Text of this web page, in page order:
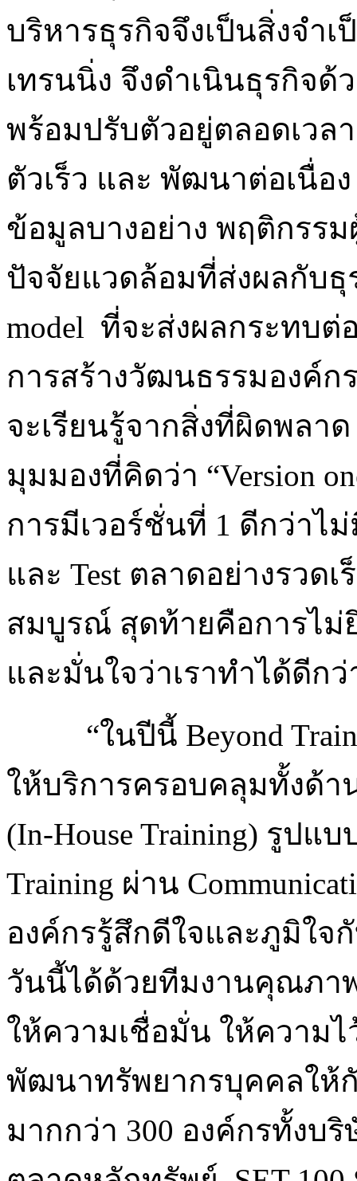
บริหารธุรกิจจึงเป็นสิ่งจำ
เทรนนิ่ง จึงดำเนินธุรกิจ
พร้อมปรับตัวอยู่ตลอดเวล
ตัวเร็ว และ พัฒนาต่อเนื่อง
ข้อมูลบางอย่าง พฤติกรร
ปัจจัยแวดล้อมที่ส่งผลกับธุ
model ที่จะส่งผลกระทบต่
การสร้างวัฒนธรรมองค์
จะเรียนรู้จากสิ่งที่ผิดพลาด
มุมมองที่คิดว่า “Version
การมีเวอร์ชั่นที่ 1 ดีกว่าไม่
และ Test ตลาดอย่างรวด
สมบูรณ์ สุดท้ายคือการไม่
และมั่นใจว่าเราทำได้ดีก
“ในปีนี้ Beyond
ให้บริการครอบคลุมทั้งด้า
(In-House Training) รูปแบ
Training ผ่าน
องค์กรรู้สึกดีใจและภูมิใจ
วันนี้ได้ด้วยทีมงานคุณภา
ให้ความเชื่อมั่น ให้ความ
พัฒนาทรัพยากรบุคคลให้
มากกว่า 300 องค์กรทั้งบ